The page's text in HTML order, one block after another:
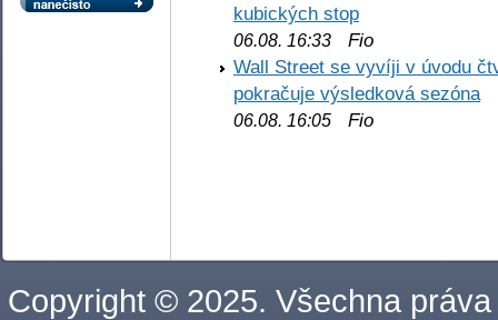
kubických stop
06.08. 16:33 Fio
Wall Street se vyvíji v úvodu
pokračuje výsledková sezóna
06.08. 16:05 Fio
Copyright © 2025. Všechna práva